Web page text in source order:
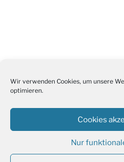
Wir verwenden Cookies, um unsere
optimieren.
Cookies
Nur
Stolz präsentiert von WordPress